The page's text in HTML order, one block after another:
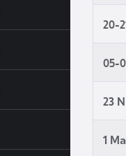
20-
05-
23
1